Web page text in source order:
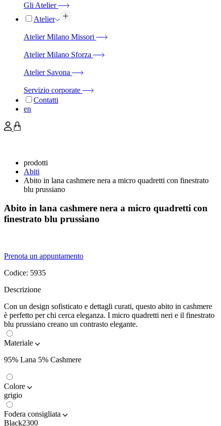
Gli Atelier
Atelier
Atelier Milano Missori
Atelier Milano Sforza
Atelier Savona
Servizio corporate
Contatti
en
prodotti
Abiti
Abito in lana cashmere nera a micro quadretti con finestrato
blu prussiano
Abito in lana cashmere nera a micro quadretti con
finestrato blu prussiano
Prenota un appuntamento
Codice: 5935
Descrizione
Con un design sofisticato e dettagli curati, questo abito in cashmere
è perfetto per chi cerca eleganza. I micro quadretti neri e il finestrato
blu prussiano creano un contrasto elegante.
Materiale
95% Lana 5% Cashmere
Colore
grigio
Fodera consigliata
Black2300